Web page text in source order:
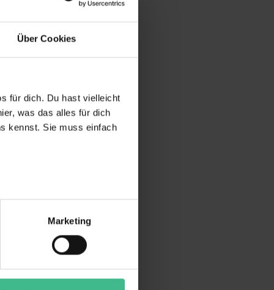
Über Cookies
für dich. Du hast vielleicht
was das alles für dich
kennst. Sie muss einfach
bei Benutzung der
zu analysieren
soziale Medien, Werbung
Partner führen diese
Marketing